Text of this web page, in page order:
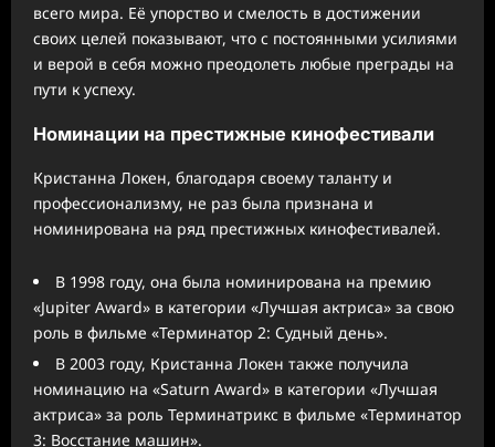
всего мира. Её упорство и смелость в достижении
своих целей показывают, что с постоянными усилиями
и верой в себя можно преодолеть любые преграды на
пути к успеху.
Номинации на престижные кинофестивали
Кристанна Локен, благодаря своему таланту и
профессионализму, не раз была признана и
номинирована на ряд престижных кинофестивалей.
В 1998 году, она была номинирована на премию
«Jupiter Award» в категории «Лучшая актриса» за свою
роль в фильме «Терминатор 2: Судный день».
В 2003 году, Кристанна Локен также получила
номинацию на «Saturn Award» в категории «Лучшая
актриса» за роль Терминатрикс в фильме «Терминатор
3: Восстание машин».